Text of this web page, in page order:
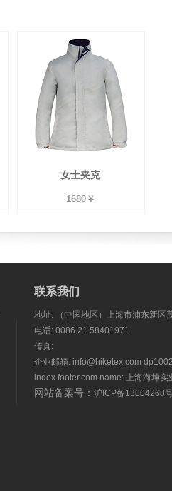
女士夹克
1680￥
联系我们
地址: （中国地区）上海市浦东新区
电话: 0086 21 58401971
传真:
企业邮箱: info@hiketex.com
index.footer.com.name: 上海海坤实
网站备案号： 沪ICP备13004268